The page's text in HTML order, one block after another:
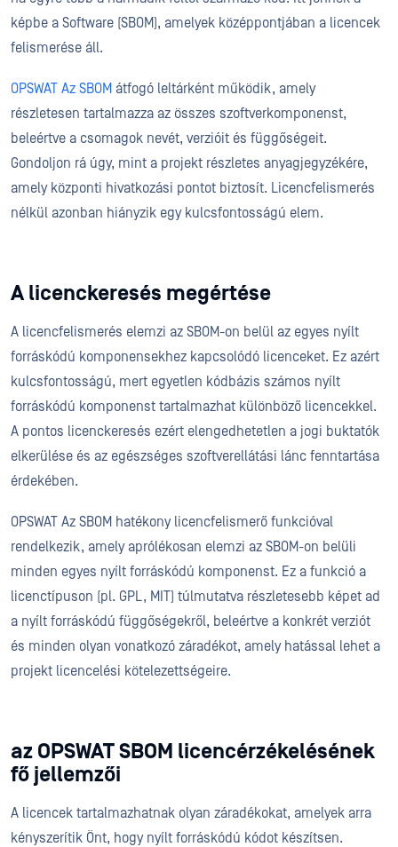
képbe a Software (SBOM), amelyek középpontjában a licencek
felismerése áll.
OPSWAT Az SBOM átfogó leltárként működik, amely
részletesen tartalmazza az összes szoftverkomponenst,
beleértve a csomagok nevét, verzióit és függőségeit.
Gondoljon rá úgy, mint a projekt részletes anyagjegyzékére,
amely központi hivatkozási pontot biztosít. Licencfelismerés
nélkül azonban hiányzik egy kulcsfontosságú elem.
A licenckeresés megértése
A licencfelismerés elemzi az SBOM-on belül az egyes nyílt
forráskódú komponensekhez kapcsolódó licenceket. Ez azért
kulcsfontosságú, mert egyetlen kódbázis számos nyílt
forráskódú komponenst tartalmazhat különböző licencekkel.
A pontos licenckeresés ezért elengedhetetlen a jogi buktatók
elkerülése és az egészséges szoftverellátási lánc fenntartása
érdekében.
OPSWAT Az SBOM hatékony licencfelismerő funkcióval
rendelkezik, amely aprólékosan elemzi az SBOM-on belüli
minden egyes nyílt forráskódú komponenst. Ez a funkció a
licenctípuson (pl. GPL, MIT) túlmutatva részletesebb képet ad
a nyílt forráskódú függőségekről, beleértve a konkrét verziót
és minden olyan vonatkozó záradékot, amely hatással lehet a
projekt licencelési kötelezettségeire.
az OPSWAT SBOM licencérzékelésének
fő jellemzői
A licencek tartalmazhatnak olyan záradékokat, amelyek arra
kényszerítik Önt, hogy nyílt forráskódú kódot készítsen.